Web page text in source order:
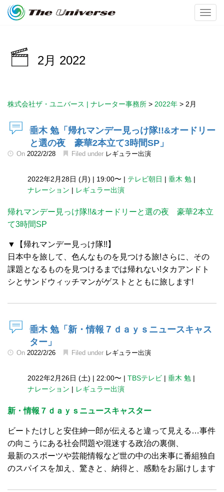
2月 2022
株式会社ザ・ユニバース | ナレーター事務所 > 2022年 > 2月
垂木 勉「帰れマンデー見っけ隊!!&オードリー
と選の夜 豪華2本立て3時間SP」
On 2022/2/28 Filed under レギュラー出演
2022年2月28日 (月) | 19:00〜 | テレビ朝日 | 垂木 勉 |
ナレーション | レギュラー出演
帰れマンデー見っけ隊!!&オードリーと選の夜 豪華2本立
て3時間SP
▼【帰れマンデー見っけ隊!!】
日本中を旅して、色んなものを見つける旅!さらに、その
課題となるものを見つけるまでは帰れない!タカアンドト
シとサンドウィッチマンがゲストとともに旅します!
垂木 勉「新・情報７ｄａｙｓニュースキャス
ター」
On 2022/2/26 Filed under レギュラー出演
2022年2月26日 (土) | 22:00〜 | TBSテレビ | 垂木 勉 |
ナレーション | レギュラー出演
新・情報７ｄａｙｓニュースキャスター
ビートたけしと安住紳一郎が伝えると違って見える…事件
の向こうにある社会問題や混迷する政治の裏側、
最新のスポーツや芸能情報など世の中の出来事に番組独自
のスパイスを加え、驚きと、納得と、感動をお届けします